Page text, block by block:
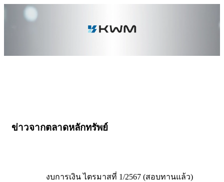
ข่าวจากตลาดหลักทรัพย์
งบการเงิน ไตรมาสที่ 1/2567 (สอบทานแล้ว)